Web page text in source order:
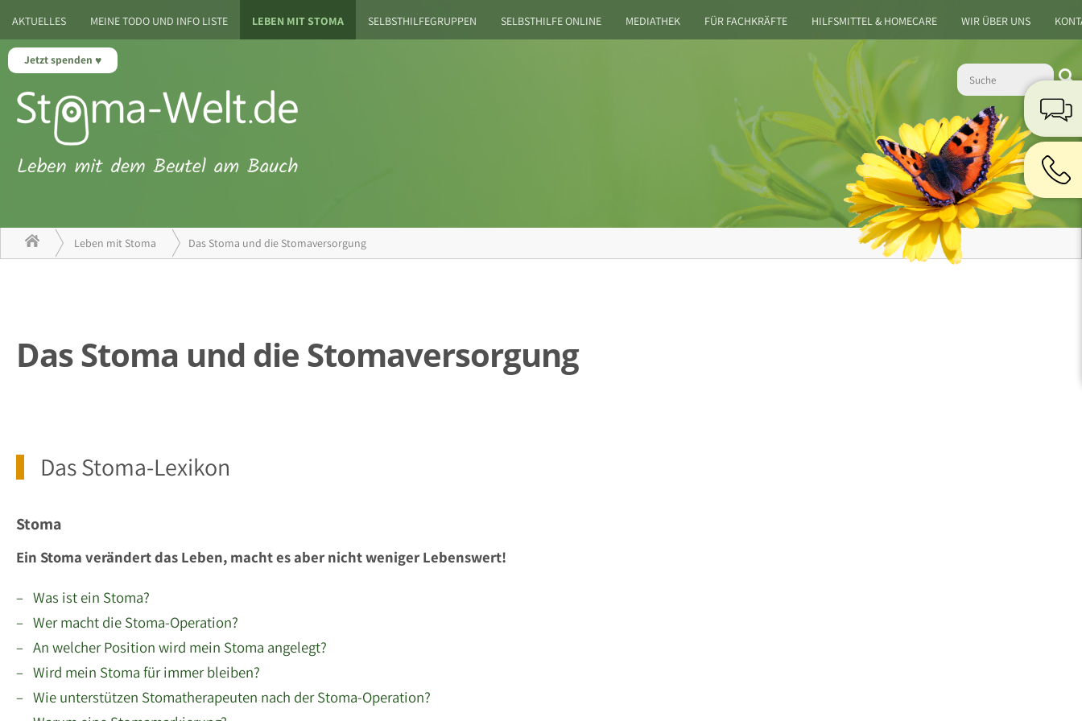
Jetzt spenden
AKTUELLES MEINE TODO UND INFO LISTE LEBEN MIT STOMA SELBSTHILFEGRUPPEN SELBSTHILFE ONLINE MEDIATHEK FÜR FACHKRÄFTE HILFSMITTEL & HOMECARE WIR ÜBER UNS
Leben mit Stoma Das Stoma und die Stomaversorgung
Das Stoma und die Stomaversorgung
Das Stoma-Lexikon
Stoma
Ein Stoma verändert das Leben, macht es aber nicht weniger Lebenswert!
– Was ist ein Stoma?
– Wer macht die Stoma-Operation?
– An welcher Position wird mein Stoma angelegt?
– Wird mein Stoma für immer bleiben?
– Wie unterstützen Stomatherapeuten nach der Stoma-Operation?